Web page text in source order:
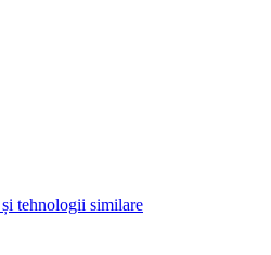
tehnologii similare